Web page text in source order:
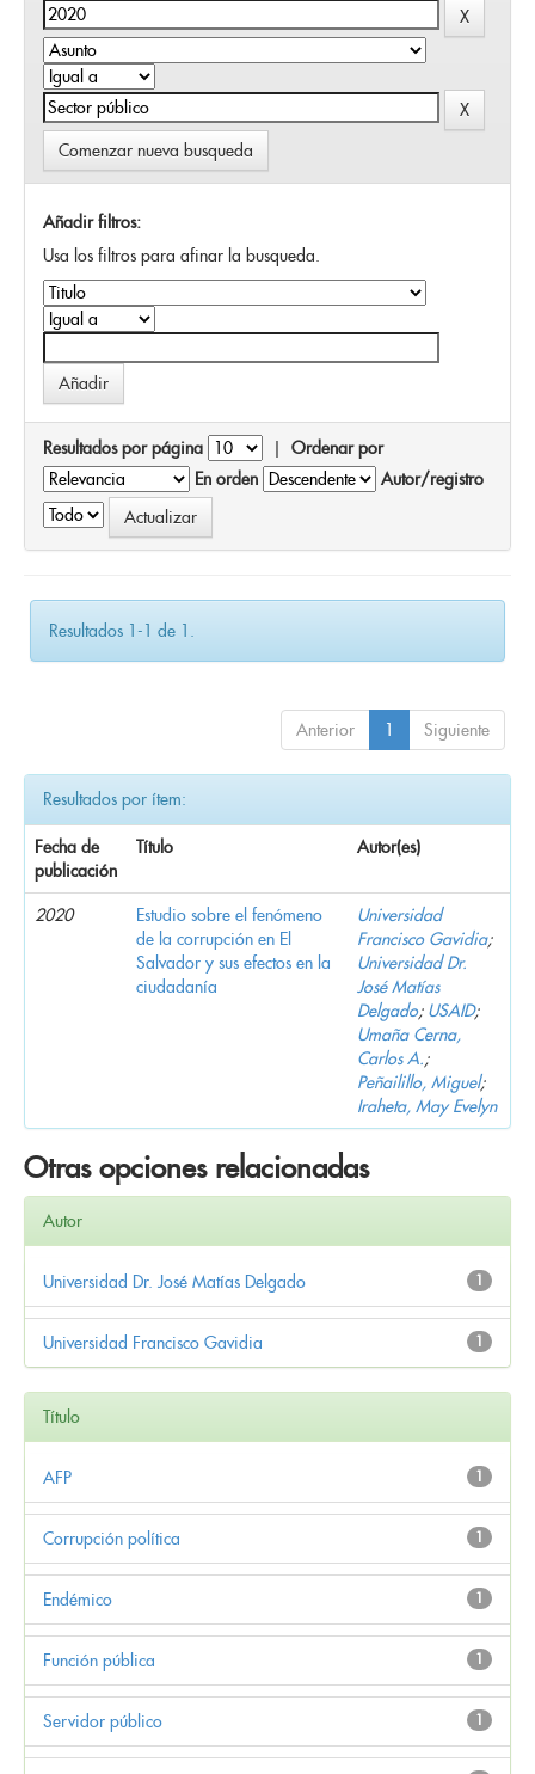
Comenzar nueva busqueda
Añadir filtros:
Usa los filtros para afinar la busqueda.
Resultados por página | Ordenar por
En orden
Autor/registro
Resultados 1-1 de 1.
Anterior 1 Siguiente
Resultados por ítem:
Fecha de
publicación
Título Autor(es)
2020
Estudio sobre el fenómeno
de la corrupción en El
Salvador y sus efectos en la
ciudadanía
Universidad
Francisco Gavidia;
Universidad Dr.
José Matías
Delgado; USAID;
Umaña Cerna,
Carlos A.;
Peñailillo, Miguel;
Iraheta, May Evelyn
Otras opciones relacionadas
Autor
1
Universidad Dr. José Matías Delgado
1
Universidad Francisco Gavidia
Título
1
AFP
1
Corrupción política
1
Endémico
1
Función pública
1
Servidor público